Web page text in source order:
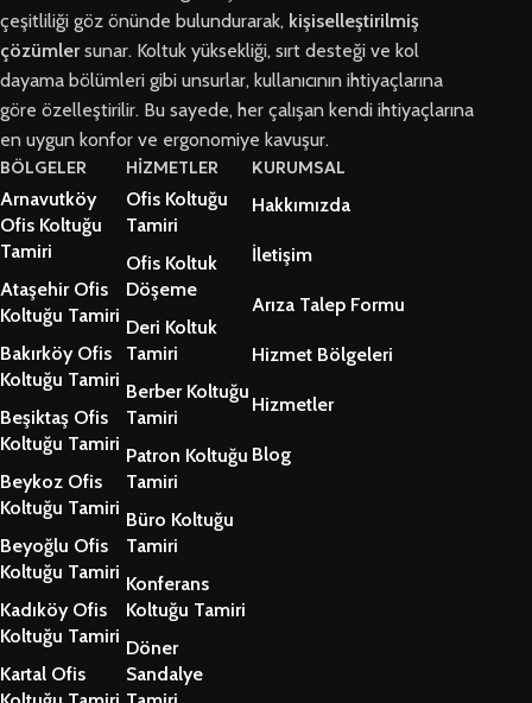
çeşitliliği göz önünde bulundurarak, kişiselleştirilmiş
çözümlersunar. Koltuk yüksekliği, sırt desteği ve kol
dayama bölümleri gibi unsurlar, kullanıcının ihtiyaçlarına
göre özelleştirilir. Bu sayede, her çalışan kendi ihtiyaçlarına
en uygun konfor ve ergonomiye kavuşur.
BÖLGELER
Arnavutköy
Ofis Koltuğu
Tamiri
Ataşehir Ofis
Koltuğu Tamiri
Bakırköy Ofis
Koltuğu Tamiri
Beşiktaş Ofis
Koltuğu Tamiri
Beykoz Ofis
Koltuğu Tamiri
Beyoğlu Ofis
Koltuğu Tamiri
Kadıköy Ofis
Koltuğu Tamiri
Kartal Ofis
HİZMETLER
Ofis Koltuğu
Tamiri
Ofis Koltuk
Döşeme
Deri Koltuk
Tamiri
Berber Koltuğu
Tamiri
Patron Koltuğu
Tamiri
Büro Koltuğu
Tamiri
Konferans
Koltuğu Tamiri
Döner
Sandalye
KURUMSAL
Hakkımızda
İletişim
Arıza Talep Formu
Hizmet Bölgeleri
Hizmetler
Blog